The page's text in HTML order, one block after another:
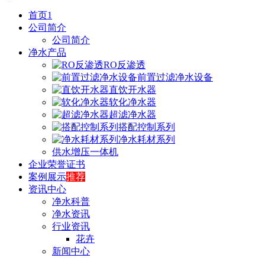
首页1
公司简介
公司简介
净水产品
RO反渗透
前置过滤净水设备
直饮开水器
软化净水器
超滤净水器
搭配控制系列
净水耗材系列
供水增压一体机
企业荣誉证书
案例展示推荐
资讯中心
净水科普
净水资讯
行业资讯
花卉
新闻中心